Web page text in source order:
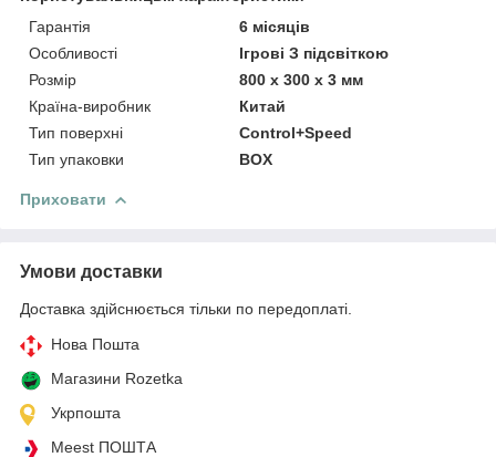
Гарантія
6 місяців
Особливості
Ігрові З підсвіткою
Розмір
800 x 300 x 3 мм
Країна-виробник
Китай
Тип поверхні
Control+Speed
Тип упаковки
BOX
Приховати
Умови доставки
Доставка здійснюється тільки по передоплаті.
Нова Пошта
Магазини Rozetka
Укрпошта
Meest ПОШТА